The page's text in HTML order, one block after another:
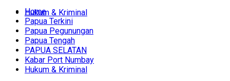
Hukum & Kriminal
Home
Papua Terkini
Papua Pegunungan
Papua Tengah
PAPUA SELATAN
Kabar Port Numbay
Hukum & Kriminal